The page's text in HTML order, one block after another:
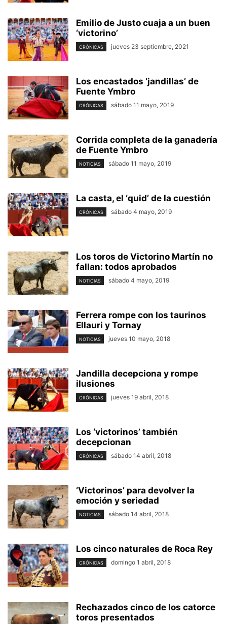
Emilio de Justo cuaja a un buen
‘victorino’
CRÓNICAS jueves 23 septiembre, 2021
Los encastados ‘jandillas’ de
Fuente Ymbro
CRÓNICAS sábado 11 mayo, 2019
Corrida completa de la ganadería
de Fuente Ymbro
NOTICIAS sábado 11 mayo, 2019
La casta, el ‘quid’ de la cuestión
CRÓNICAS sábado 4 mayo, 2019
Los toros de Victorino Martín no
fallan: todos aprobados
NOTICIAS sábado 4 mayo, 2019
Ferrera rompe con los taurinos
Ellauri y Tornay
NOTICIAS jueves 10 mayo, 2018
Jandilla decepciona y rompe
ilusiones
CRÓNICAS jueves 19 abril, 2018
Los ‘victorinos’ también
decepcionan
CRÓNICAS sábado 14 abril, 2018
‘Victorinos’ para devolver la
emoción y seriedad
NOTICIAS sábado 14 abril, 2018
Los cinco naturales de Roca Rey
CRÓNICAS domingo 1 abril, 2018
Rechazados cinco de los catorce
toros presentados